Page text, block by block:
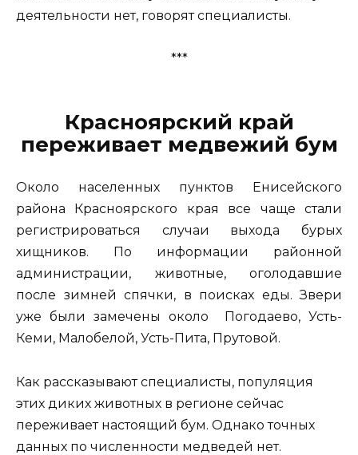
деятельности нет, говорят специалисты.
***
Красноярский край
переживает медвежий бум
Около населенных пунктов Енисейского
района Красноярского края все чаще стали
регистрироваться случаи выхода бурых
хищников. По информации районной
администрации, животные, оголодавшие
после зимней спячки, в поисках еды. Звери
уже были замечены около Погодаево, Усть-
Кеми, Малобелой, Усть-Пита, Прутовой.
Как рассказывают специалисты, популяция
этих диких животных в регионе сейчас
переживает настоящий бум. Однако точных
данных по численности медведей нет.